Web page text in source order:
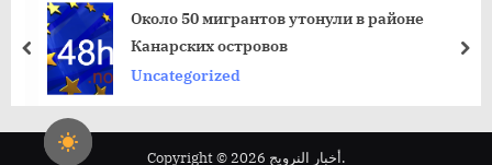
Около 50 мигрантов утонули в районе
Канарских островов
Uncategorized
пред
Copyright © 2026 أخبار النرويج.